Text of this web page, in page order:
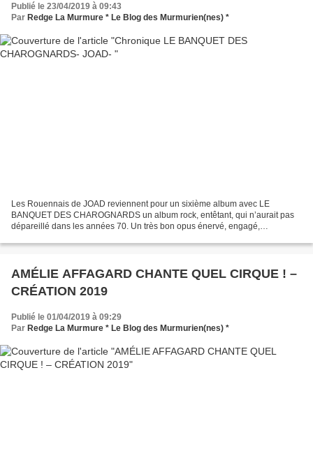
Publié le 23/04/2019 à 09:43
Par Redge La Murmure * Le Blog des Murmurien(nes) *
Les Rouennais de JOAD reviennent pour un sixième album avec LE
BANQUET DES CHAROGNARDS un album rock, entêtant, qui n’aurait pas
dépareillé dans les années 70. Un très bon opus énervé, engagé,
AMÉLIE AFFAGARD CHANTE QUEL CIRQUE ! –
CRÉATION 2019
Publié le 01/04/2019 à 09:29
Par Redge La Murmure * Le Blog des Murmurien(nes) *